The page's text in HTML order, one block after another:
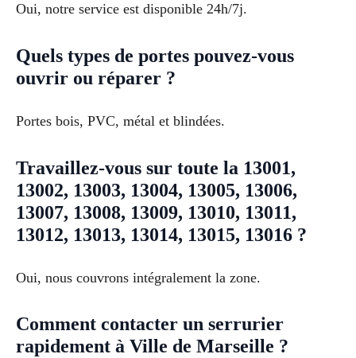
Oui, notre service est disponible 24h/7j.
Quels types de portes pouvez-vous
ouvrir ou réparer ?
Portes bois, PVC, métal et blindées.
Travaillez-vous sur toute la 13001,
13002, 13003, 13004, 13005, 13006,
13007, 13008, 13009, 13010, 13011,
13012, 13013, 13014, 13015, 13016 ?
Oui, nous couvrons intégralement la zone.
Comment contacter un serrurier
rapidement à Ville de Marseille ?